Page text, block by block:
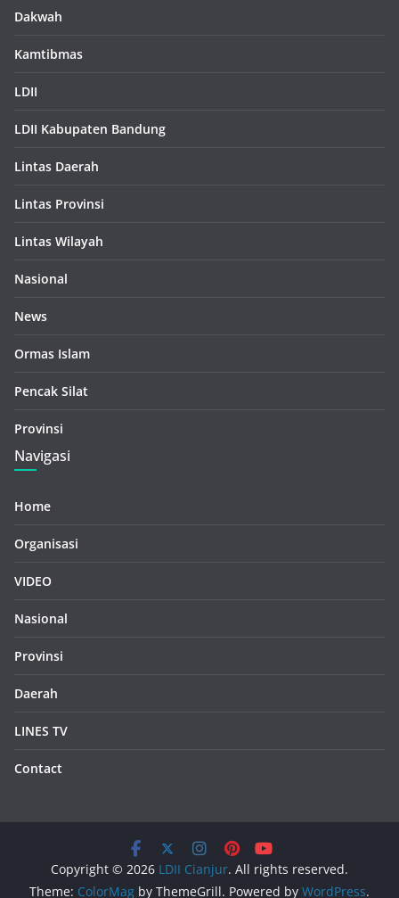
Dakwah
Kamtibmas
LDII
LDII Kabupaten Bandung
Lintas Daerah
Lintas Provinsi
Lintas Wilayah
Nasional
News
Ormas Islam
Pencak Silat
Provinsi
Navigasi
Home
Organisasi
VIDEO
Nasional
Provinsi
Daerah
LINES TV
Contact
Copyright © 2026 LDII Cianjur. All rights reserved.
Theme: ColorMag by ThemeGrill. Powered by WordPress.